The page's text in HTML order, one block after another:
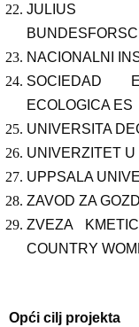
NACIONALNI
SOCIEDAD
ECOLOGICA ES
UNIVERSITA
UNIVERZITET
UPPSALA
ZAVOD ZA
ZVEZA
COUNTRY
Opći cilj projekta